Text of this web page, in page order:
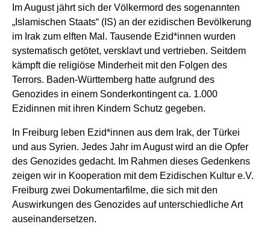
Im August jährt sich der Völkermord des sogenannten
„Islamischen Staats“ (IS) an der ezidischen Bevölkerung
im Irak zum elften Mal. Tausende Ezid*innen wurden
systematisch getötet, versklavt und vertrieben. Seitdem
kämpft die religiöse Minderheit mit den Folgen des
Terrors. Baden-Württemberg hatte aufgrund des
Genozides in einem Sonderkontingent ca. 1.000
Ezidinnen mit ihren Kindern Schutz gegeben.
In Freiburg leben Ezid*innen aus dem Irak, der Türkei
und aus Syrien. Jedes Jahr im August wird an die Opfer
des Genozides gedacht. Im Rahmen dieses Gedenkens
zeigen wir in Kooperation mit dem Ezidischen Kultur e.V.
Freiburg zwei Dokumentarfilme, die sich mit den
Auswirkungen des Genozides auf unterschiedliche Art
auseinandersetzen.